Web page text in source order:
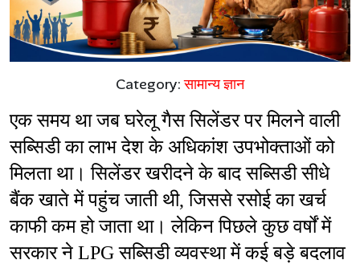
Category:सामान्य ज्ञान
एक समय था जब घरेलू गैस सिलेंडर पर मिलने वाली
सब्सिडी का लाभ देश के अधिकांश उपभोक्ताओं को
मिलता था। सिलेंडर खरीदने के बाद सब्सिडी सीधे
बैंक खाते में पहुंच जाती थी, जिससे रसोई का खर्च
काफी कम हो जाता था। लेकिन पिछले कुछ वर्षों में
सरकार ने LPG सब्सिडी व्यवस्था में कई बड़े बदलाव